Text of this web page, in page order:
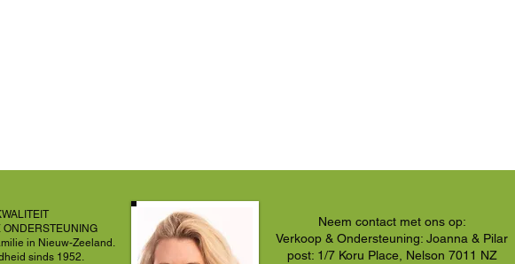
ONDERSTEUNING
in Nieuw-Zeeland.
sinds 1952.
Neem contact met ons op:
Verkoop & Ondersteuning: Joanna & Pilar
post: 1/7 Koru Place, Nelson 7011 NZ